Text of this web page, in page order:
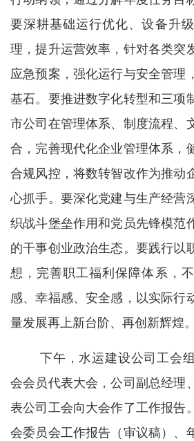
要深耕基础运行优化、设备升
理，提升运营效率，针对各类突
应急预案，强化运行与安全管理
基石。要推进数字化转型和三项
市公司在管理体系、制度流程、
合，完善现代化企业管理体系，
合规风控，将数转智改作为推动
心抓手。要深化党建与生产经营
织战斗堡垒作用和党员先锋模范
的干事创业政治生态。要践行以
想，完善职工福利保障体系，
感、幸福感、安全感，以实际行
量发展再上新台阶、再创新辉煌。
下午，水运建设公司工会
会会员代表大会，公司副总经理
表公司工会向大会作了工作报告
会委员会工作报告（审议稿）、